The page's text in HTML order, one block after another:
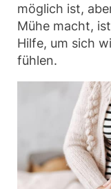
möglich ist,
Mühe macht,
Hilfe, um sich
fühlen.